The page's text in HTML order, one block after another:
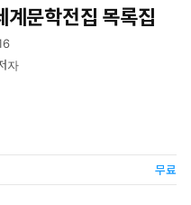
계문학전집 목록집
자
무료